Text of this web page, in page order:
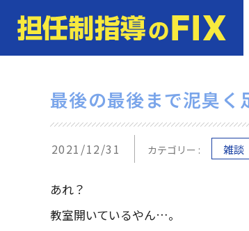
最後の最後まで泥臭く
2021/12/31 カテゴリー : 雑談
あれ？
教室開いているやん…。